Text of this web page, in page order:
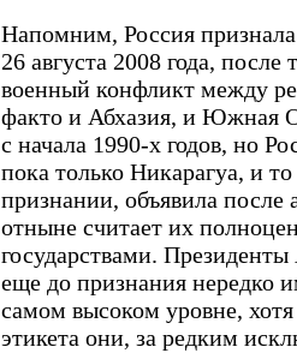
Напомним, Россия
26 августа 2008 года, после
военный конфликт между
факто и Абхазия, и Южная
с начала 1990-х годов, но
пока только Никарагуа, и
признании, объявила после
отныне считает их
государствами.
еще до признания нередко
самом высоком уровне,
этикета они, за редким